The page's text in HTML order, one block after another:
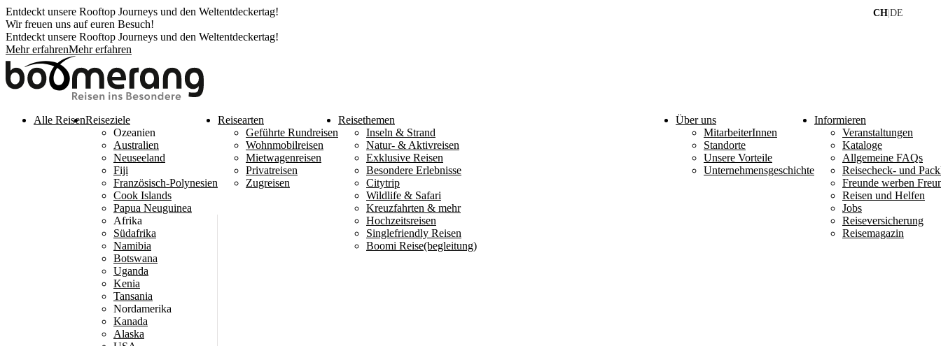
Entdeckt unsere Rooftop Journeys und den Weltentdeckertag!
Wir freuen uns auf euren Besuch!
Entdeckt unsere Rooftop Journeys und den Weltentdeckertag!
Mehr erfahrenMehr erfahren
Alle ReisenReiseziele
Ozeanien
Australien
Neuseeland
Fiji
Französisch-Polynesien
Cook Islands
Papua Neuguinea
Afrika
Südafrika
Namibia
Botswana
Uganda
Kenia
Tansania
Nordamerika
Kanada
Alaska
Reisearten
Geführte Rundreisen
Wohnmobilreisen
Mietwagenreisen
Privatreisen
Zugreisen
Reisethemen
Inseln & Strand
Natur- & Aktivreisen
Exklusive Reisen
Besondere Erlebnisse
Citytrip
Wildlife & Safari
Kreuzfahrten & mehr
Hochzeitsreisen
Singlefriendly Reisen
Boomi Reise(begleitung)
Über uns
MitarbeiterInnen
Standorte
Unsere Vorteile
Unternehmensgeschichte
Informieren
Veranstaltungen
Kataloge
Allgemeine FAQs
Reisecheck- und
Freunde werben
Reisen und Helfen
Jobs
Reiseversicherung
Reisemagazin
CH DE